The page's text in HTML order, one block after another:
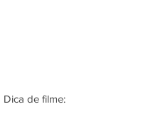
Dica de filme: